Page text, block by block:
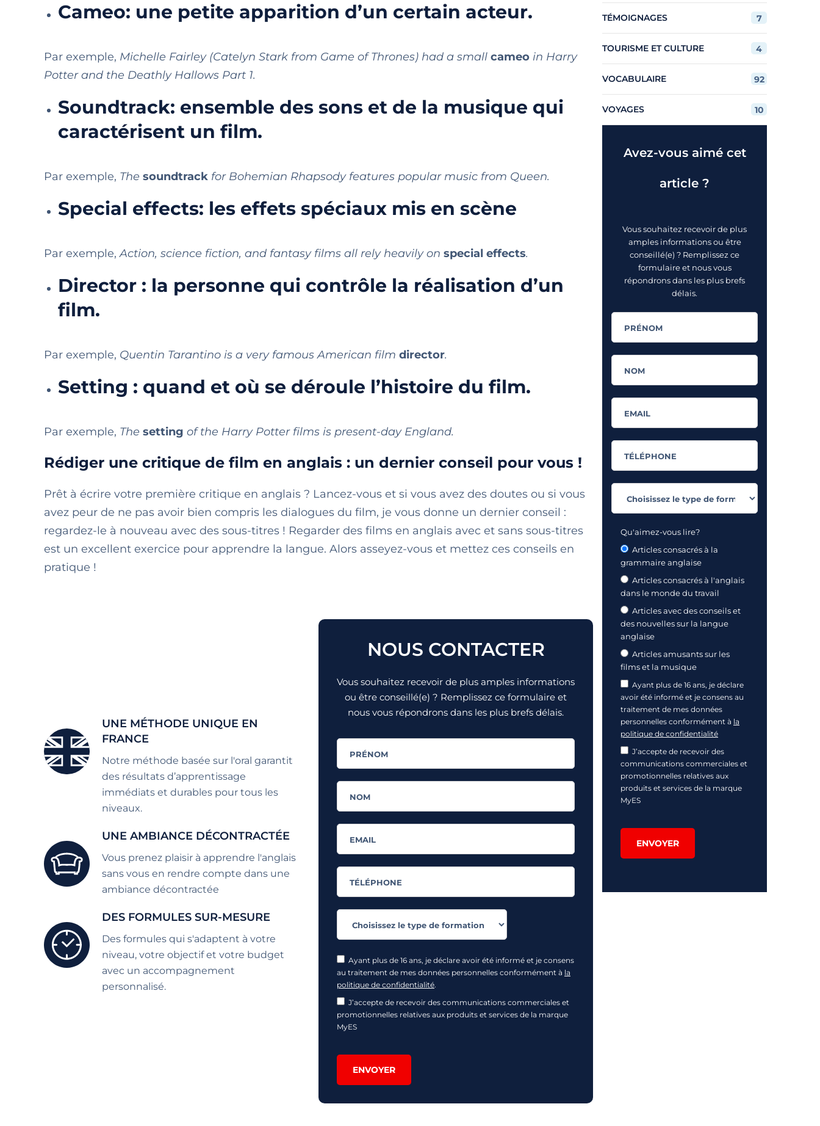
Cameo: une petite apparition d’un certain acteur.
Par exemple, Michelle Fairley (Catelyn Stark from Game of Thrones) had a small cameo in Harry
Potter and the Deathly Hallows Part 1.
Soundtrack: ensemble des sons et de la musique qui
caractérisent un film.
Par exemple, The soundtrack for Bohemian Rhapsody features popular music from Queen.
Special effects: les effets spéciaux mis en scène
Par exemple,Action, science fiction, and fantasy films all rely heavily on special effects.
Director : la personne qui contrôle la réalisation d’un
film.
Par exemple, Quentin Tarantino is a very famous American film director.
Setting : quand et où se déroule l’histoire du film.
Par exemple, The setting of the Harry Potter films is present-day England.
Rédiger une critique de film en anglais : un dernier conseil pour vous !
Prêt à écrire votre première critique en anglais ? Lancez-vous et si vous avez des doutes ou si vous
avez peur de ne pas avoir bien compris les dialogues du film, je vous donne un dernier conseil :
regardez-le à nouveau avec des sous-titres ! Regarder des films en anglais avec et sans sous-titres
est un excellent exercice pour apprendre la langue. Alors asseyez-vous et mettez ces conseils en
pratique !
UNE MÉTHODE UNIQUE EN
FRANCE
Notre méthode basée sur l'oral garantit
des résultats d’apprentissage
immédiats et durables pour tous les
niveaux.
UNE AMBIANCE DÉCONTRACTÉE
Vous prenez plaisir à apprendre l'anglais
sans vous en rendre compte dans une
ambiance décontractée
DES FORMULES SUR-MESURE
Des formules qui s'adaptent à votre
niveau, votre objectif et votre budget
avec un accompagnement
personnalisé.
NOUS CONTACTER
Vous souhaitez recevoir de plus amples informations
ou être conseillé(e) ? Remplissez ce formulaire et
nous vous répondrons dans les plus brefs délais.
Ayant plus de 16 ans, je déclare avoir été informé et je consens
au traitement de mes données personnelles conformément à la
politique de confidentialité.
J’accepte de recevoir des communications commerciales et
promotionnelles relatives aux produits et services de la marque
MyES
ENVOYER
TÉMOIGNAGES 7
TOURISME ET CULTURE 4
VOCABULAIRE 92
VOYAGES 10
Avez-vous aimé cet
article ?
Vous souhaitez recevoir de plus
amples informations ou être
conseillé(e) ? Remplissez ce
formulaire et nous vous
répondrons dans les plus brefs
délais.
Qu'aimez-vous lire?
Articles consacrés à la
grammaire anglaise
Articles consacrés à l'anglais
dans le monde du travail
Articles avec des conseils et
des nouvelles sur la langue
anglaise
Articles amusants sur les
films et la musique
Ayant plus de 16 ans, je déclare
avoir été informé et je consens au
traitement de mes données
personnelles conformément à la
politique de confidentialité
J’accepte de recevoir des
communications commerciales et
promotionnelles relatives aux
produits et services de la marque
MyES
ENVOYER